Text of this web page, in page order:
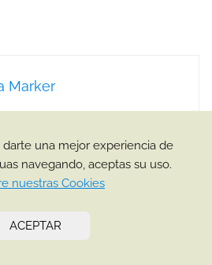
Marker
darte una mejor experiencia de
navegando, aceptas su uso.
nuestras Cookies
ACEPTAR